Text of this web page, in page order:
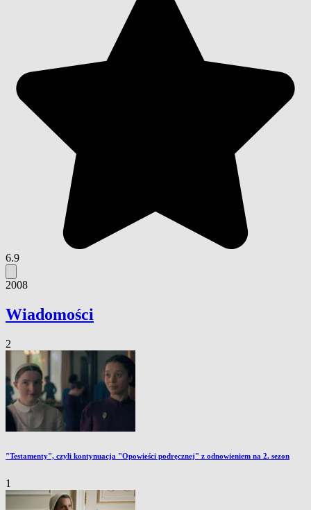
6.9
2008
Wiadomości
2
"Testamenty", czyli kontynuacja "Opowieści podręcznej" z odnowieniem na 2. sezon
1